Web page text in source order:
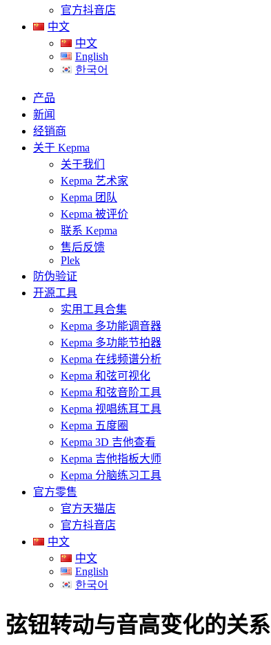
官方抖音店
中文
中文
English
한국어
产品
新闻
经销商
关于 Kepma
关于我们
Kepma 艺术家
Kepma 团队
Kepma 被评价
联系 Kepma
售后反馈
Plek
防伪验证
开源工具
实用工具合集
Kepma 多功能调音器
Kepma 多功能节拍器
Kepma 在线频谱分析
Kepma 和弦可视化
Kepma 和弦音阶工具
Kepma 视唱练耳工具
Kepma 五度圈
Kepma 3D 吉他查看
Kepma 吉他指板大师
Kepma 分脑练习工具
官方零售
官方天猫店
官方抖音店
中文
中文
English
한국어
弦钮转动与音高变化的关系